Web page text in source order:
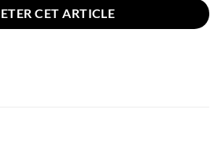
CET ARTICLE